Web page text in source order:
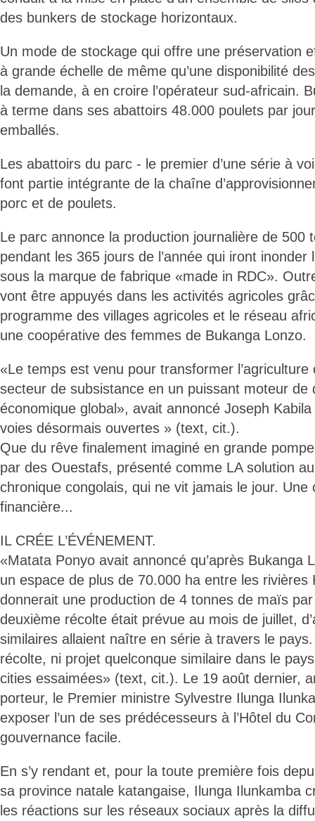
des bunkers de stockage horizontaux.
Un mode de stockage qui offre une préservation
à grande échelle de même qu’une disponibilité
la demande, à en croire l’opérateur sud-africain.
à terme dans ses abattoirs 48.000 poulets par
emballés.
Les abattoirs du parc - le premier d’une série à
font partie intégrante de la chaîne
porc et de poulets.
Le parc annonce la production journalière de 500
pendant les 365 jours de l’année qui iront
sous la marque de fabrique «made in RDC».
vont être appuyés dans les activités agricoles
programme des villages agricoles et le réseau
une coopérative des femmes de Bukanga Lonzo.
«Le temps est venu pour transformer l’agriculture
secteur de subsistance en un puissant moteur de
économique global», avait annoncé Joseph
voies désormais ouvertes » (text, cit.).
Que du rêve finalement imaginé en grande
par des Ouestafs, présenté comme LA solution
chronique congolais, qui ne vit jamais le jour. Une
financière...
IL CRÉE L’ÉVÉNEMENT.
«Matata Ponyo avait annoncé qu’après Bukanga
un espace de plus de 70.000 ha entre les rivières
donnerait une production de 4 tonnes de maïs
deuxième récolte était prévue au mois de juillet,
similaires allaient naître en série à travers le pays.
récolte, ni projet quelconque similaire dans le
cities essaimées» (text, cit.). Le 19 août dernier,
porteur, le Premier ministre Sylvestre Ilunga
exposer l’un de ses prédécesseurs à l’Hôtel du
gouvernance facile.
En s’y rendant et, pour la toute première fois
sa province natale katangaise, Ilunga Ilunkamba
les réactions sur les réseaux sociaux après la